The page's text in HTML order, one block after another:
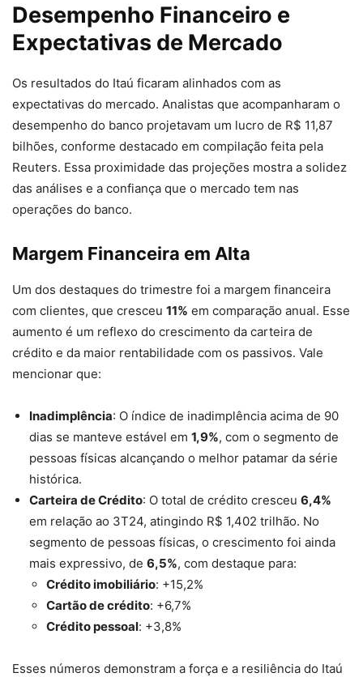
Desempenho Financeiro e
Expectativas de Mercado
Os resultados do Itaú ficaram alinhados com as
expectativas do mercado. Analistas que acompanharam o
desempenho do banco projetavam um lucro de R$ 11,87
bilhões, conforme destacado em compilação feita pela
Reuters. Essa proximidade das projeções mostra a solidez
das análises e a confiança que o mercado tem nas
operações do banco.
Margem Financeira em Alta
Um dos destaques do trimestre foi a margem financeira
com clientes, que cresceu 11% em comparação anual. Esse
aumento é um reflexo do crescimento da carteira de
crédito e da maior rentabilidade com os passivos. Vale
mencionar que:
Inadimplência: O índice de inadimplência acima de 90
dias se manteve estável em 1,9%, com o segmento de
pessoas físicas alcançando o melhor patamar da série
histórica.
Carteira de Crédito: O total de crédito cresceu 6,4%
em relação ao 3T24, atingindo R$ 1,402 trilhão. No
segmento de pessoas físicas, o crescimento foi ainda
mais expressivo, de 6,5%, com destaque para:
Crédito imobiliário: +15,2%
Cartão de crédito: +6,7%
Crédito pessoal: +3,8%
Esses números demonstram a força e a resiliência do Itaú